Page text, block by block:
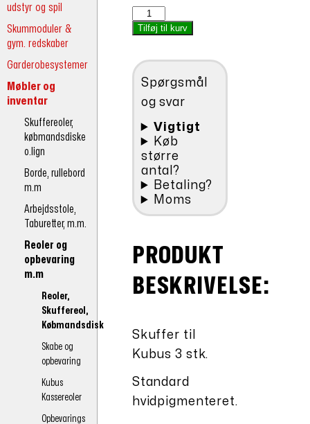
udstyr og spil
Skummoduler &
gym. redskaber
Garderobesystemer
Møbler og
inventar
Skuffereoler,
købmandsdiske
o.lign
Borde, rullebord
m.m
Arbejdsstole,
Taburetter, m.m.
Reoler og
opbevaring
m.m
Reoler,
Skuffereol,
Købmandsdisk
Skabe og
opbevaring
Kubus
Kassereoler
Opbevarings
Skuffer
til
stk.
antal
Tilføj til kurv
Spørgsmål
og svar
Vigtigt
Køb
større
antal?
Betaling?
Moms
PRODUKT
BESKRIVELSE:
Skuffer til
Kubus 3 stk.
Standard
hvidpigmenteret.